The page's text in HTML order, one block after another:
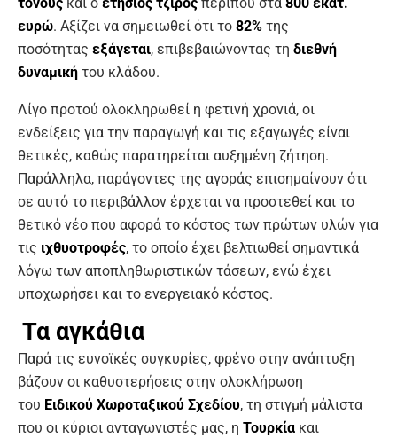
ευρώ. Αξίζει να σημειωθεί ότι το 82% της
ποσότητας εξάγεται, επιβεβαιώνοντας τη διεθνή
δυναμική του κλάδου.
Λίγο προτού ολοκληρωθεί η φετινή χρονιά, οι
ενδείξεις για την παραγωγή και τις εξαγωγές είναι
θετικές, καθώς παρατηρείται αυξημένη ζήτηση.
Παράλληλα, παράγοντες της αγοράς επισημαίνουν ότι
σε αυτό το περιβάλλον έρχεται να προστεθεί και το
θετικό νέο που αφορά το κόστος των πρώτων υλών για
τις ιχθυοτροφές, το οποίο έχει βελτιωθεί σημαντικά
λόγω των αποπληθωριστικών τάσεων, ενώ έχει
υποχωρήσει και το ενεργειακό κόστος.
Τα αγκάθια
Παρά τις ευνοϊκές συγκυρίες, φρένο στην ανάπτυξη
βάζουν οι καθυστερήσεις στην ολοκλήρωση
του Ειδικού Χωροταξικού Σχεδίου, τη στιγμή μάλιστα
που οι κύριοι ανταγωνιστές μας, η Τουρκία και